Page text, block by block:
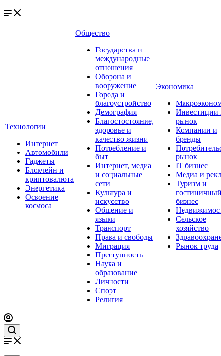
Технологии
Интернет
Автомобили
Гаджеты
Блокчейн и
криптовалюта
Энергетика
Освоение
космоса
Общество
Государства и
международные
отношения
Оборона и
вооружение
Города и
благоустройство
Демография
Благостостояние,
здоровье и
качество жизни
Потребление и
быт
Интернет, медиа
и социальные
сети
Культура и
искусство
Общение и
языки
Транспорт
Права и свободы
Миграция
Преступность
Наука и
образование
Личности
Спорт
Религия
Экономика
Инвестиции
рынок
Компании и
бренды
рынок
IT бизнес
Медиа и
Туризм и
гостиничный
бизнес
Сельское
хозяйство
Рынок труда